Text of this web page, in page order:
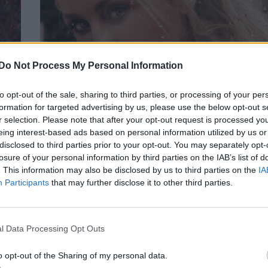
Do Not Process My Personal Information
opt-out of the sale, sharing to third parties, or processing of your
for targeted advertising by us, please use the below opt-out
selection. Please note that after your opt-out request is processed
interest-based ads based on personal information utilized by us
to third parties prior to your opt-out. You may separately
of your personal information by third parties on the IAB’s list of
This information may also be disclosed by us to third parties on the
Participants that may further disclose it to other third parties.
Data Processing Opt Outs
opt-out of the Sharing of my personal data.
Γωγώ Μαστροκώστα: Σπάνια εμφάνιση
κόρη της Βικτώρια που είναι μια
PEOPLE